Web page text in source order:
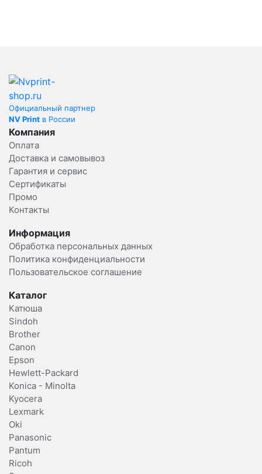
Официальный партнер
NV Print в России
Компания
Оплата
Доставка и самовывоз
Гарантия и сервис
Сертификаты
Промо
Контакты
Информация
Обработка персональных данных
Политика конфиденциальности
Пользовательское соглашение
Каталог
Катюша
Sindoh
Brother
Canon
Epson
Hewlett-Packard
Konica - Minolta
Kyocera
Lexmark
Oki
Panasonic
Pantum
Ricoh